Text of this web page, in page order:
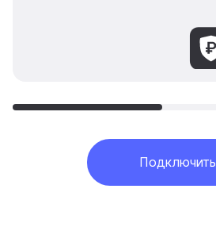
Подключить